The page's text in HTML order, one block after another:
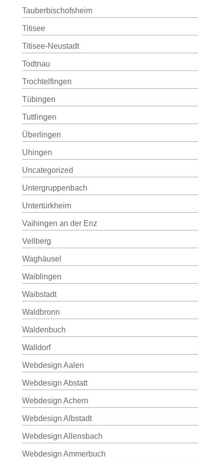
Tauberbischofsheim
Titisee
Titisee-Neustadt
Todtnau
Trochtelfingen
Tübingen
Tuttlingen
Überlingen
Uhingen
Uncategorized
Untergruppenbach
Untertürkheim
Vaihingen an der Enz
Vellberg
Waghäusel
Waiblingen
Waibstadt
Waldbronn
Waldenbuch
Walldorf
Webdesign Aalen
Webdesign Abstatt
Webdesign Achern
Webdesign Albstadt
Webdesign Allensbach
Webdesign Ammerbuch